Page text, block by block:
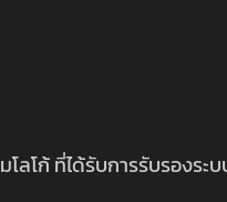
โก้ ที่ได้รับการรับรองระ